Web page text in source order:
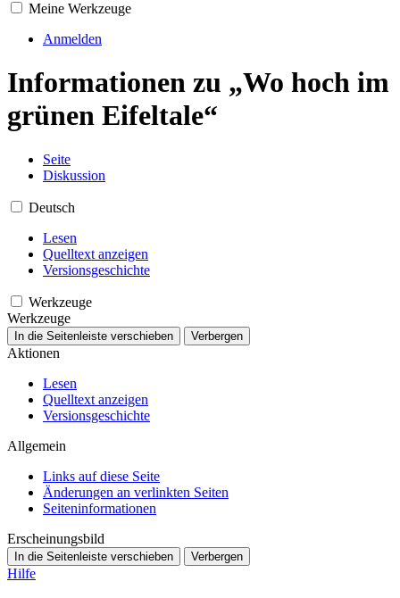
Meine Werkzeuge
Anmelden
Informationen zu „Wo hoch im
grünen Eifeltale“
Seite
Diskussion
Deutsch
Lesen
Quelltext anzeigen
Versionsgeschichte
Werkzeuge
Werkzeuge
In die Seitenleiste verschieben Verbergen
Aktionen
Lesen
Quelltext anzeigen
Versionsgeschichte
Allgemein
Links auf diese Seite
Änderungen an verlinkten Seiten
Seiten­­informationen
Erscheinungsbild
In die Seitenleiste verschieben Verbergen
Hilfe